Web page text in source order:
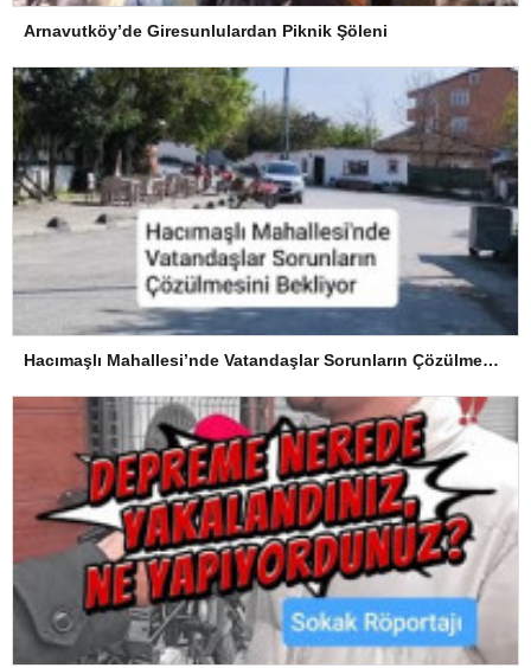
Arnavutköy’de Giresunlulardan Piknik Şöleni
Hacımaşlı Mahallesi’nde Vatandaşlar Sorunların Çözülmesini Bekliyor